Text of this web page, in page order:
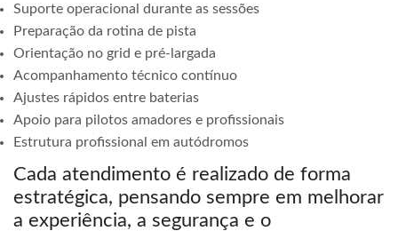
Suporte operacional durante as sessões
Preparação da rotina de pista
Orientação no grid e pré-largada
Acompanhamento técnico contínuo
Ajustes rápidos entre baterias
Apoio para pilotos amadores e profissionais
Estrutura profissional em autódromos
Cada atendimento é realizado de forma
estratégica, pensando sempre em melhorar
a experiência, a segurança e o